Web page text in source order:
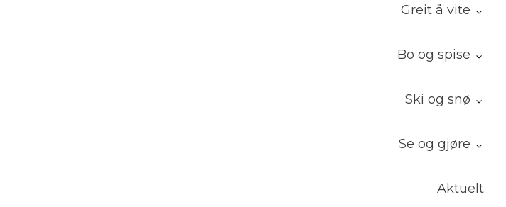
Aktuelt
Se og gjøre
Ski og snø
Bo og spise
Greit å vite